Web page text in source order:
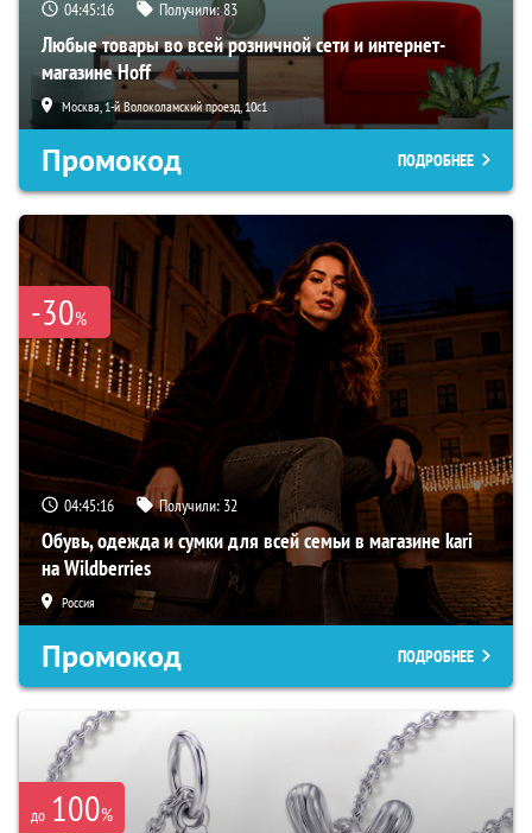
04:45:15 Получили:83
Любые товары во всей розничной сети и интернет-
магазине Hoff
Москва, 1-й Волоколамский проезд, 10с1
Промокод ПОДРОБНЕЕ
-30%
04:45:15 Получили: 32
Обувь, одежда и сумки для всей семьи в магазине kari
на Wildberries
Россия
Промокод ПОДРОБНЕЕ
до 100%